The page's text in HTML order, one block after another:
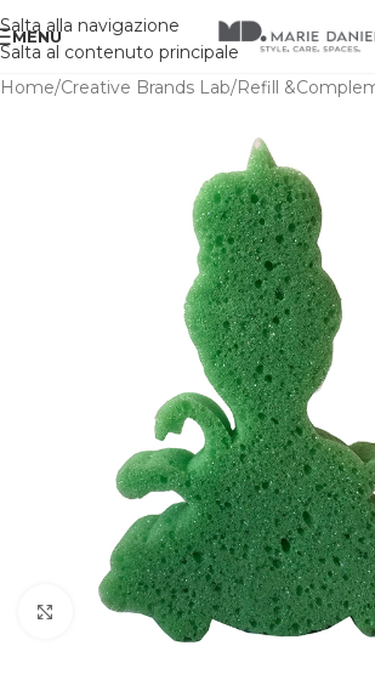
Salta alla navigazione
Salta al contenuto principale
MENU
Home/Creative Brands Lab/Refill
Clicca per ingrandire